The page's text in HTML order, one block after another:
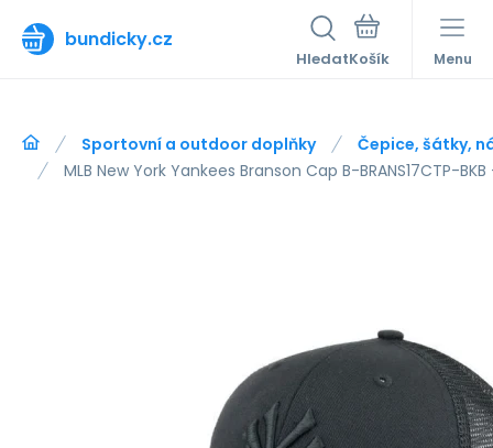
bundicky.cz
Hledat Menu
Sportovní a outdoor doplňky
Čepice, šátky,
MLB New York Yankees Branson Cap B-BRANS17CTP-